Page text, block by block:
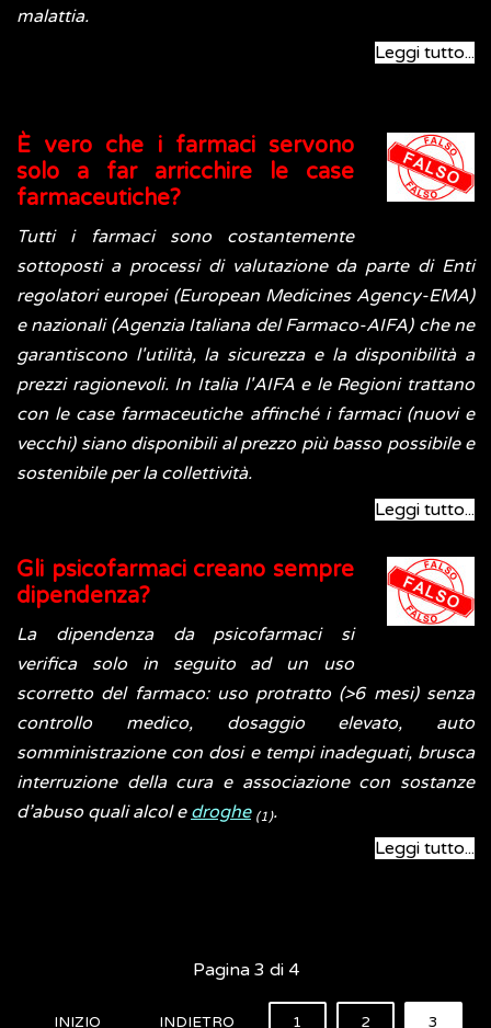
malattia.
Leggi tutto...
È vero che i farmaci servono
solo a far arricchire le case
farmaceutiche?
Tutti i farmaci sono costantemente
sottoposti a processi di valutazione da parte di Enti
regolatori europei (European Medicines Agency-EMA)
e nazionali (Agenzia Italiana del Farmaco-AIFA) che ne
garantiscono l'utilità, la sicurezza e la disponibilità a
prezzi ragionevoli. In Italia l'AIFA e le Regioni trattano
con le case farmaceutiche affinché i farmaci (nuovi e
vecchi) siano disponibili al prezzo più basso possibile e
sostenibile per la collettività.
Leggi tutto...
Gli psicofarmaci creano sempre
dipendenza?
La dipendenza da psicofarmaci si
verifica solo in seguito ad un uso
scorretto del farmaco: uso protratto (>6 mesi) senza
controllo medico, dosaggio elevato, auto
somministrazione con dosi e tempi inadeguati, brusca
interruzione della cura e associazione con sostanze
d’abuso quali alcol e droghe (1).
Leggi tutto...
Pagina 3 di 4
INIZIO INDIETRO 1 2 3